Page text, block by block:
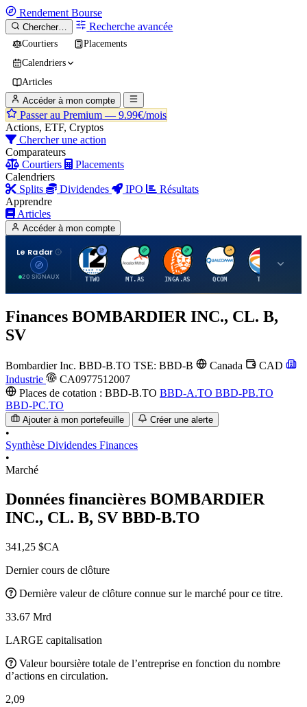
Rendement Bourse
Chercher… Recherche avancée
Courtiers
Placements
Calendriers
Articles
Accéder à mon compte
Passer au Premium — 9.99€/mois
Actions, ETF, Cryptos
Chercher une action
Comparateurs
Courtiers
Placements
Calendriers
Splits
Dividendes IPO
Résultats
Apprendre
Articles
Accéder à mon compte
Le Radar
20 SIGNAUX
T
TTWO
A
MT.AS
I
INGA.AS
Q
QCOM
T
TTE
Finances BOMBARDIER INC., CL. B,
SV
Bombardier Inc. BBD-B.TO TSE: BBD-B Canada
CAD
Industrie
CA0977512007
Places de cotation : BBD-B.TO BBD-A.TO BBD-PB.TO
BBD-PC.TO
Ajouter à mon portefeuille Créer une alerte
•
Synthèse Dividendes Finances
•
Marché
Données financières BOMBARDIER
INC., CL. B, SV BBD-B.TO
341,25 $CA
Dernier cours de clôture
Dernière valeur de clôture connue sur le marché pour ce titre.
33.67 Mrd
LARGE capitalisation
Valeur boursière totale de l’entreprise en fonction du nombre
d’actions en circulation.
2,09